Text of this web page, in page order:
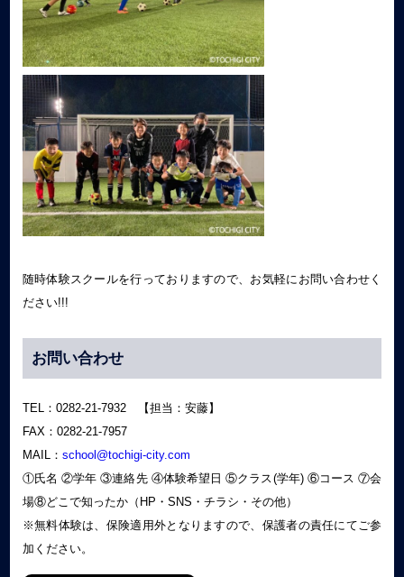
随時体験スクールを行っておりますので、お気軽にお問い合わせく
ださい!!!
お問い合わせ
TEL：0282-21-7932 【担当：安藤】
FAX：0282-21-7957
MAIL： school@tochigi-city.com
①氏名 ②学年 ③連絡先 ④体験希望日 ⑤クラス(学年) ⑥コース ⑦会
場⑧どこで知ったか（HP・SNS・チラシ・その他）
※無料体験は、保険適用外となりますので、保護者の責任にてご参
加ください。